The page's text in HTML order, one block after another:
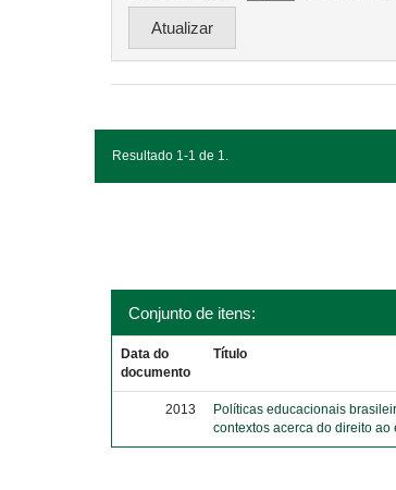
Resultado 1-1 de 1.
Conjunto de itens:
Data do
documento
Título
2013
Políticas educacionais
contextos acerca do direito ao